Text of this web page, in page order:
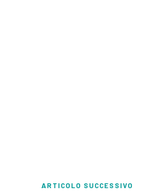
ARTICOLO SUCCESSIVO